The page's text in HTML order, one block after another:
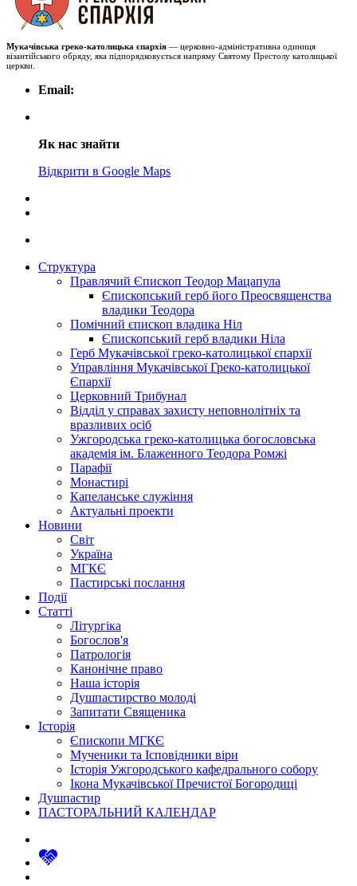
Мукачівська греко-католицька єпархія — церковно-адміністративна одиниця
візантійського обряду, яка підпорядковується напряму Святому Престолу католицької
церкви.
Email:
Як нас знайти
Відкрити в Google Maps
Структура
Правлячий Єпископ Теодор Мацапула
Єпископський герб його Преосвященства
владики Теодора
Помічний єпископ владика Ніл
Єпископський герб владики Ніла
Герб Мукачівської греко-католицької єпархії
Управління Мукачівської Греко-католицької
Єпархії
Церковний Трибунал
Відділ у справах захисту неповнолітніх та
вразливих осіб
Ужгородська греко-католицька богословська
академія ім. Блаженного Теодора Ромжі
Парафії
Монастирі
Капеланське служіння
Актуальні проекти
Новини
Світ
Україна
МГКЄ
Пастирські послання
Події
Статті
Літургіка
Богослов'я
Патрологія
Канонічне право
Наша історія
Душпастирство молоді
Запитати Священика
Історія
Єпископи МГКЄ
Мученики та Ісповідники віри
Історія Ужгородського кафедрального собору
Ікона Мукачівської Пречистої Богородиці
Душпастир
ПАСТОРАЛЬНИЙ КАЛЕНДАР